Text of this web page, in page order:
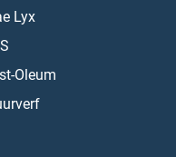
Lyx
Oleum